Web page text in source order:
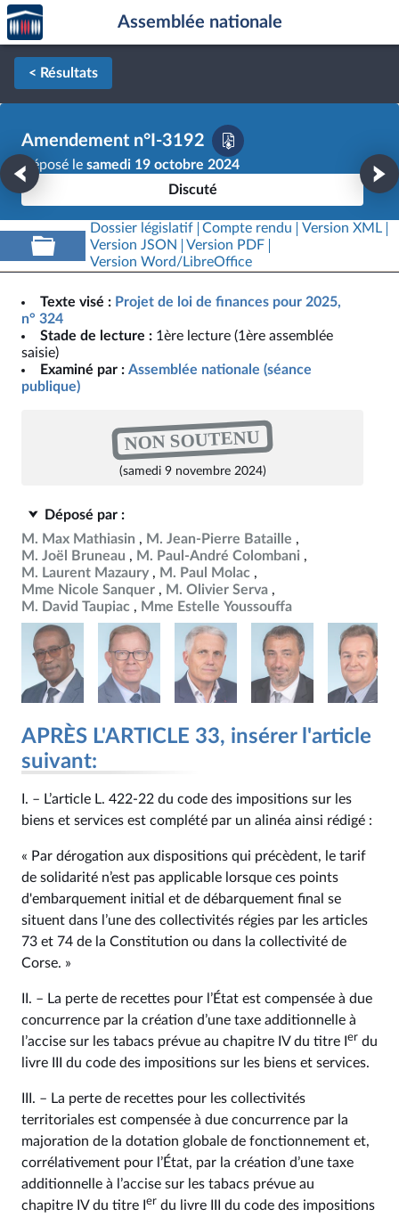
Aller au contenu
Aller en bas de la page
Accèder
à la
page
d'accueil
Assemblée nationale
< Résultats
Amendement n°I-3192
Déposé le samedi 19 octobre 2024
Discuté
Dossier législatif Compte rendu
Version XML
Version JSON
Version PDF
Version Word/LibreOffice
Texte visé : Projet de loi de finances pour 2025,
n° 324
Stade de lecture : 1ère lecture (1ère assemblée
saisie)
Examiné par : Assemblée nationale (séance
publique)
NON SOUTENU
(samedi 9 novembre 2024)
Déposé par :
M. Max Mathiasin
M. Jean-Pierre Bataille
M. Joël Bruneau
M. Paul-André Colombani
M. Laurent Mazaury
M. Paul Molac
Mme Nicole Sanquer
M. Olivier Serva
M. David Taupiac
Mme Estelle Youssouffa
APRÈS L'ARTICLE 33, insérer l'article
suivant:
I. – L’article L. 422‑22 du code des impositions sur les
biens et services est complété par un alinéa ainsi rédigé :
« Par dérogation aux dispositions qui précèdent, le tarif
de solidarité n’est pas applicable lorsque ces points
d'embarquement initial et de débarquement final se
situent dans l’une des collectivités régies par les articles
73 et 74 de la Constitution ou dans la collectivité de
Corse. »
II. – La perte de recettes pour l’État est compensée à due
concurrence par la création d’une taxe additionnelle à
l’accise sur les tabacs prévue au chapitre IV du titre I er du
livre III du code des impositions sur les biens et services.
III. – La perte de recettes pour les collectivités
territoriales est compensée à due concurrence par la
majoration de la dotation globale de fonctionnement et,
corrélativement pour l’État, par la création d’une taxe
additionnelle à l’accise sur les tabacs prévue au
chapitre IV du titre I er du livre III du code des impositions